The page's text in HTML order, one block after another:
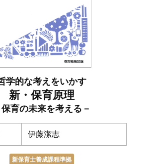
学的な考えをいかす
新・保育原理
保育の未来を考える－
伊藤潔志
新保育士養成課程準拠